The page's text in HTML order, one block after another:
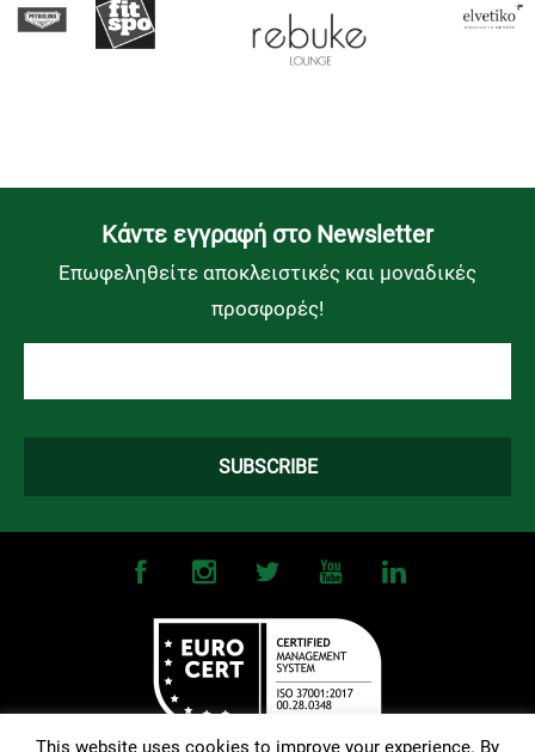
Kάντε εγγραφή στο Newsletter
Επωφεληθείτε αποκλειστικές και μοναδικές
προσφορές!
This website uses cookies to improve your experience. By